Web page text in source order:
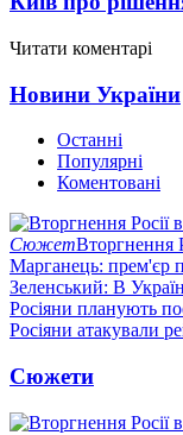
Читати коментарі
Новини України
Останні
Популярні
Коментовані
СюжетВторгнення
Марганець: прем'єр
Зеленський: В
Росіяни планують
Росіяни атакували
Сюжети